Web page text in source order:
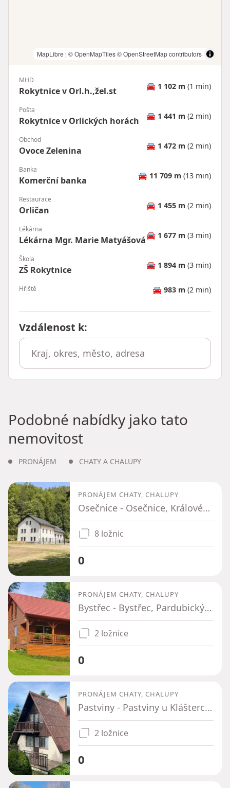
MapLibre | © OpenMapTiles© OpenStreetMap contributors
MHD
Rokytnice v Orl.h.,žel.st 🚘 1 102 m (1 min)
Pošta
Rokytnice v Orlických horách 🚘 1 441 m (2 min)
Obchod
Ovoce Zelenina 🚘 1 472 m (2 min)
Banka
Komerční banka 🚘 11 709 m (13 min)
Restaurace
Orličan 🚘 1 455 m (2 min)
Lékárna
Lékárna Mgr. Marie Matyášová🚘 1 677 m (3 min)
Škola
ZŠ Rokytnice 🚘 1 894 m (3 min)
Hřiště 🚘 983 m (2 min)
Vzdálenost k:
Podobné nabídky jako tato
nemovitost
PRONÁJEM CHATY A CHALUPY
PRONÁJEM CHATY, CHALUPY
Osečnice - Osečnice, Královéhradecký kraj
8 ložnic
0
PRONÁJEM CHATY, CHALUPY
Bystřec - Bystřec, Pardubický kraj
2 ložnice
0
PRONÁJEM CHATY, CHALUPY
Pastviny - Pastviny u Klášterce nad Orlicí, Pardubický kraj
2 ložnice
0